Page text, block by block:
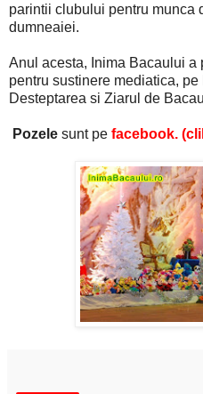
parintii clubului pentru munca
dumneaiei.
Anul acesta, Inima Bacaului
pentru sustinere mediatica,
Desteptarea si Ziarul de
Pozele sunt pe facebook.